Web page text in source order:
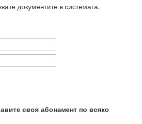
документите в системата,
своя абонамент по всяко